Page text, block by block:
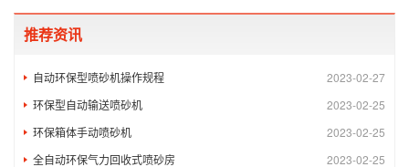
推荐资讯
2023-02-27
自动环保型喷砂机操作规程
2023-02-25
环保型自动输送喷砂机
2023-02-25
环保箱体手动喷砂机
2023-02-25
全自动环保气力回收式喷砂房